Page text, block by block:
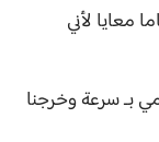
معايا لأني
بـ سرعة وخرجنا